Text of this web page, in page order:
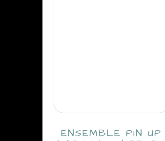
ENSEMBLE PIN UP